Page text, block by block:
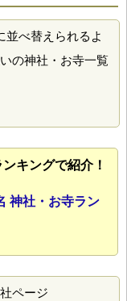
並べ替えられるよ
の神社・お寺一覧
キングで紹介！
神社・お寺ラン
ページ